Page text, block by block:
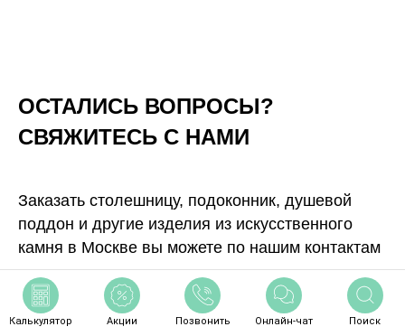
Калькулятор Акции Позвонить Онлайн-чат Поиск
ОСТАЛИСЬ ВОПРОСЫ?
СВЯЖИТЕСЬ С НАМИ
Заказать столешницу, подоконник, душевой
поддон и другие изделия из искусственного
камня в Москве вы можете по нашим контактам
КОНТАКТНАЯ ИНФОРМАЦИЯ